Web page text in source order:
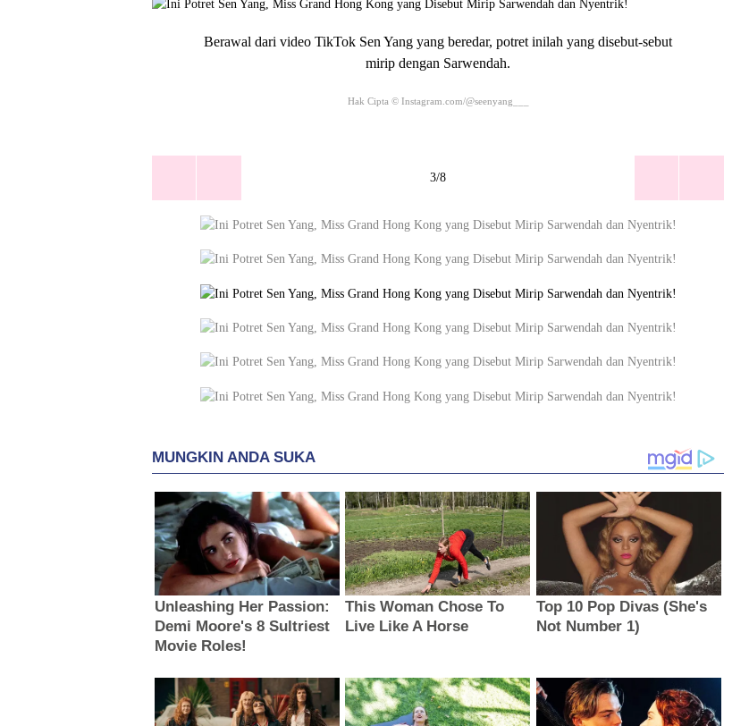
Berawal dari video TikTok Sen Yang yang beredar, potret inilah yang disebut-sebut
mirip dengan Sarwendah.
Hak Cipta © Instagram.com/@seenyang___
3/8